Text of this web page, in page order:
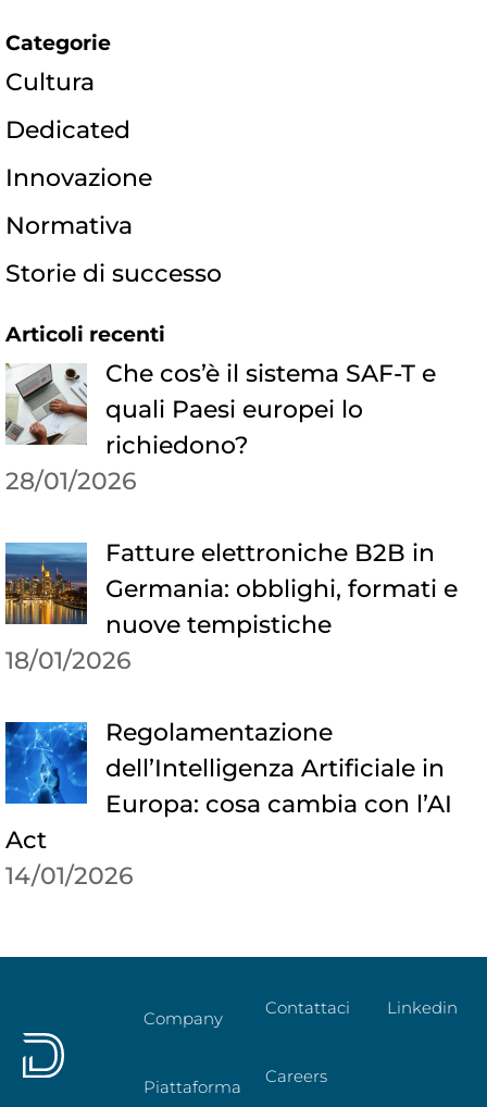
Categorie
Cultura
Dedicated
Innovazione
Normativa
Storie di successo
Articoli recenti
Che cos’è il sistema SAF-T e
quali Paesi europei lo
richiedono?
28/01/2026
Fatture elettroniche B2B in
Germania: obblighi, formati e
nuove tempistiche
18/01/2026
Regolamentazione
dell’Intelligenza Artificiale in
Europa: cosa cambia con l’AI
Act
14/01/2026
Company
Piattaforma
Contattaci
Careers
Linkedin